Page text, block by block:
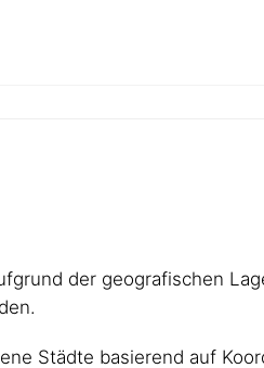
der geografischen
Städte basierend auf